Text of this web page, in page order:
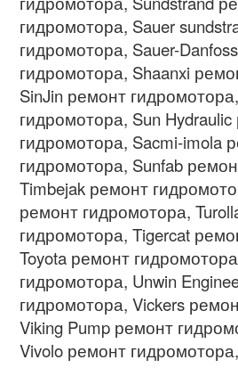
гидромотора, Sauer
гидромотора, Sauer-
гидромотора, Shaanxi
SinJin ремонт
гидромотора, Sun
гидромотора, Sacmi-imola
гидромотора, Sunfab
Timbejak ремонт
ремонт гидромотора,
гидромотора, Tigercat
Toyota ремонт
гидромотора, Unwin
гидромотора, Vickers
Viking Pump ремонт
Vivolo ремонт